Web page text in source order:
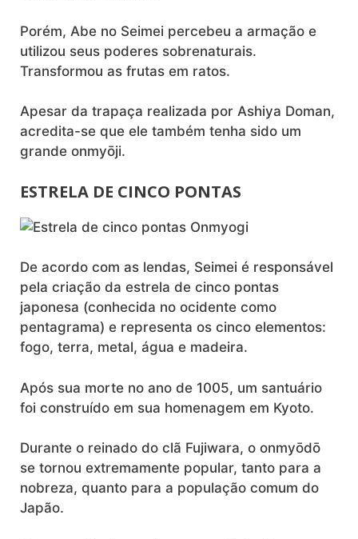
Porém, Abe no Seimei percebeu a armação e
utilizou seus poderes sobrenaturais.
Transformou as frutas em ratos.
Apesar da trapaça realizada por Ashiya Doman,
acredita-se que ele também tenha sido um
grande onmyōji.
ESTRELA DE CINCO PONTAS
De acordo com as lendas, Seimei é responsável
pela criação da estrela de cinco pontas
japonesa (conhecida no ocidente como
pentagrama) e representa os cinco elementos:
fogo, terra, metal, água e madeira.
Após sua morte no ano de 1005, um santuário
foi construído em sua homenagem em Kyoto.
Durante o reinado do clã Fujiwara, o onmyōdō
se tornou extremamente popular, tanto para a
nobreza, quanto para a população comum do
Japão.